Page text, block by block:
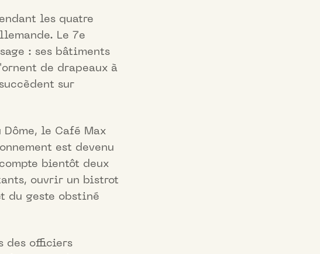
les quatre
Le 7e
: ses bâtiments
de drapeaux à
sur
le Café Max
est devenu
bientôt deux
ouvrir un bistrot
du geste obstiné
des officiers